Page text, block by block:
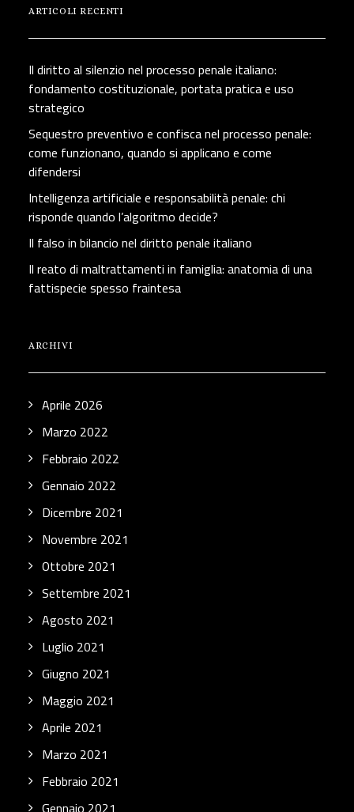
ARTICOLI RECENTI
Il diritto al silenzio nel processo penale italiano:
fondamento costituzionale, portata pratica e uso
strategico
Sequestro preventivo e confisca nel processo penale:
come funzionano, quando si applicano e come
difendersi
Intelligenza artificiale e responsabilità penale: chi
risponde quando l’algoritmo decide?
Il falso in bilancio nel diritto penale italiano
Il reato di maltrattamenti in famiglia: anatomia di una
fattispecie spesso fraintesa
ARCHIVI
Aprile 2026
Marzo 2022
Febbraio 2022
Gennaio 2022
Dicembre 2021
Novembre 2021
Ottobre 2021
Settembre 2021
Agosto 2021
Luglio 2021
Giugno 2021
Maggio 2021
Aprile 2021
Marzo 2021
Febbraio 2021